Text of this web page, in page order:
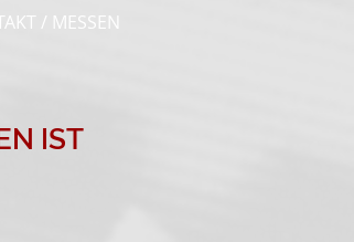
/ MESSEN
IST